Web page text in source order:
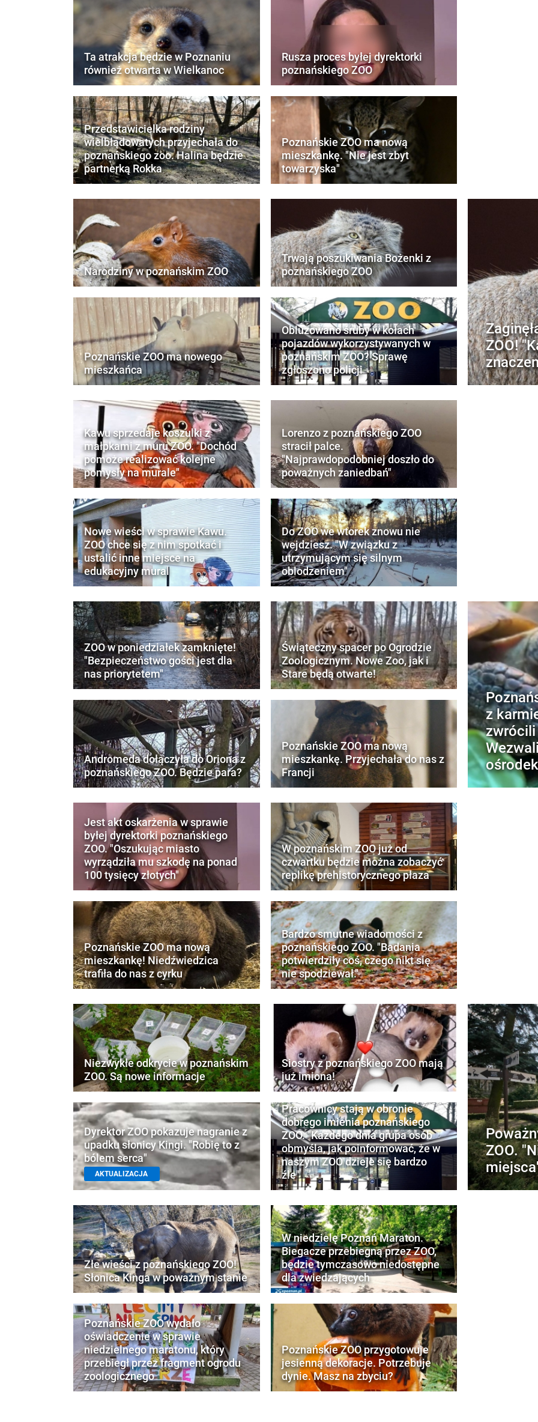
Ta atrakcja będzie w Poznaniu
również otwarta w Wielkanoc
Przedstawicielka rodziny
wielbłądowatych przyjechała do
poznańskiego zoo. Halina będzie
partnerką Rokka
Rusza proces byłej dyrektorki
poznańskiego ZOO
Poznańskie ZOO ma nową
mieszkankę. "Nie jest zbyt
towarzyska"
Narodziny w poznańskim ZOO
Poznańskie ZOO ma nowego
mieszkańca
Trwają poszukiwania Bożenki z
poznańskiego ZOO
Obluzowano śruby w kołach
pojazdów wykorzystywanych w
poznańskim ZOO? Sprawę
zgłoszono policji
ZOO!
Kawu sprzedaje koszulki z
małpkami z muru ZOO. "Dochód
pomoże realizować kolejne
pomysły na murale"
Nowe wieści w sprawie Kawu.
ZOO chce się z nim spotkać i
ustalić inne miejsce na
edukacyjny mural
Lorenzo z poznańskiego ZOO
stracił palce.
"Najprawdopodobniej doszło do
poważnych zaniedbań"
Do ZOO we wtorek znowu nie
wejdziesz. "W związku z
utrzymującym się silnym
oblodzeniem"
ZOO w poniedziałek zamknięte!
"Bezpieczeństwo gości jest dla
nas priorytetem"
Andromeda dołączyła do Oriona z
poznańskiego ZOO. Będzie para?
Świąteczny spacer po Ogrodzie
Zoologicznym. Nowe Zoo, jak i
Stare będą otwarte!
Poznańskie ZOO ma nową
mieszkankę. Przyjechała do nas z
Francji
z
zwrócili
Jest akt oskarżenia w sprawie
byłej dyrektorki poznańskiego
ZOO. "Oszukując miasto
wyrządziła mu szkodę na ponad
100 tysięcy złotych"
Poznańskie ZOO ma nową
mieszkankę! Niedźwiedzica
trafiła do nas z cyrku
W poznańskim ZOO już od
czwartku będzie można zobaczyć
replikę prehistorycznego płaza
Bardzo smutne wiadomości z
poznańskiego ZOO. "Badania
potwierdziły coś, czego nikt się
nie spodziewał."
Niezwykłe odkrycie w poznańskim
ZOO. Są nowe informacje
Dyrektor ZOO pokazuje nagranie z
upadku słonicy Kingi. "Robię to z
bólem serca"
AKTUALIZACJA
Siostry z poznańskiego ZOO mają
już imiona!
Pracownicy stają w obronie
dobrego imienia poznańskiego
ZOO. "Każdego dnia grupa osób
obmyśla, jak poinformować, że w
naszym ZOO dzieje się bardzo
źle"
ZOO.
Złe wieści z poznańskiego ZOO!
Słonica Kinga w poważnym stanie
Poznańskie ZOO wydało
oświadczenie w sprawie
niedzielnego maratonu, który
przebiegł przez fragment ogrodu
zoologicznego
W niedzielę Poznań Maraton.
Biegacze przebiegną przez ZOO,
będzie tymczasowo niedostępne
dla zwiedzających
Poznańskie ZOO przygotowuje
jesienną dekoracje. Potrzebuje
dynie. Masz na zbyciu?